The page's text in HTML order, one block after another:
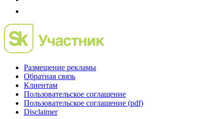
Размещение рекламы
Обратная связь